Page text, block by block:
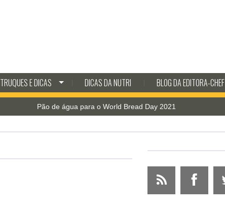
TRUQUES E DICAS DICAS DA NUTRI BLOG DA EDITORA-CHEF
Pão de água para o World Bread Day 2021